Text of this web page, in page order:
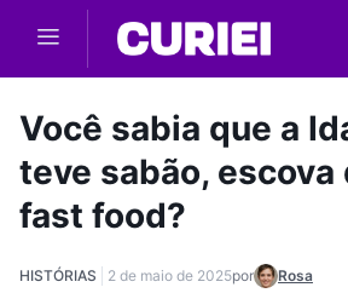
Skip to main content
Você sabia que a
teve sabão, escova
fast food?
HISTÓRIAS 2 de maio de 2025por Rosa